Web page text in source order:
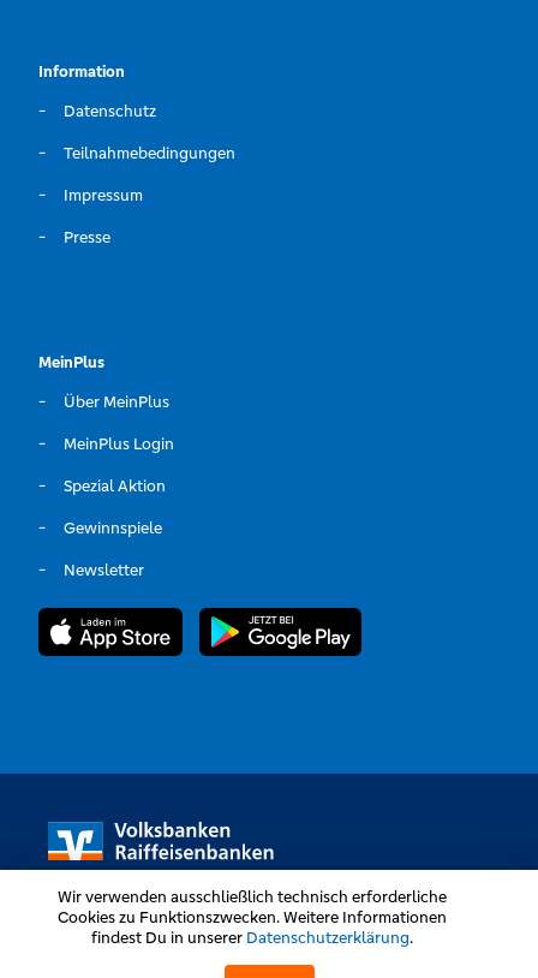
Information
Datenschutz
Teilnahmebedingungen
Impressum
Presse
MeinPlus
Über MeinPlus
MeinPlus Login
Spezial Aktion
Gewinnspiele
Newsletter
Volksbanken Raiffeisenbanken © Alle Rechte vorbehalten
Wir verwenden ausschließlich technisch erforderliche
Cookies zu Funktionszwecken. Weitere Informationen
findest Du in unserer Datenschutzerklärung.